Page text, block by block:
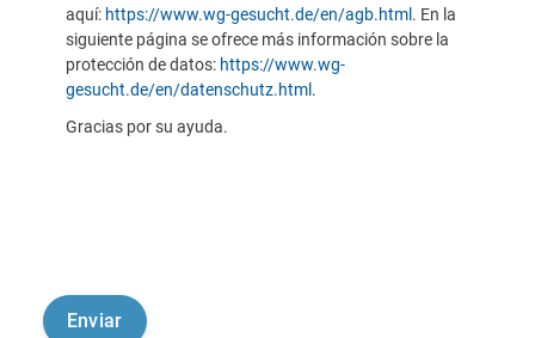
aquí: https://www.wg-gesucht.de/en/agb.html . En la
siguiente página se ofrece más información sobre la
protección de datos: https://www.wg-
gesucht.de/en/datenschutz.html .
Gracias por su ayuda.